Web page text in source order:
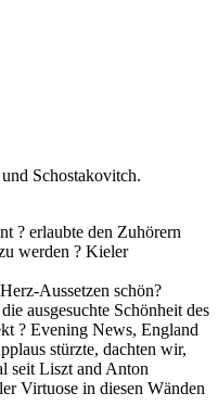
Schostakovitch.
? erlaubte den Zuhörern
werden ? Kieler
Aussetzen schön?
ausgesuchte Schönheit des
? Evening News, England
stürzte, dachten wir,
seit Liszt and Anton
Virtuose in diesen Wänden